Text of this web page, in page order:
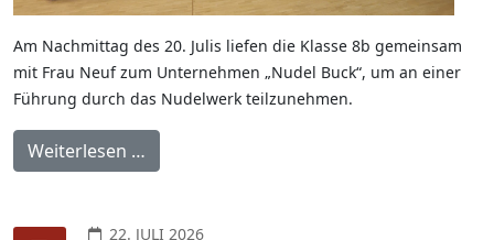
Am Nachmittag des 20. Julis liefen die Klasse 8b gemeinsam
mit Frau Neuf zum Unternehmen „Nudel Buck“, um an einer
Führung durch das Nudelwerk teilzunehmen.
Weiterlesen …
22. JULI 2026